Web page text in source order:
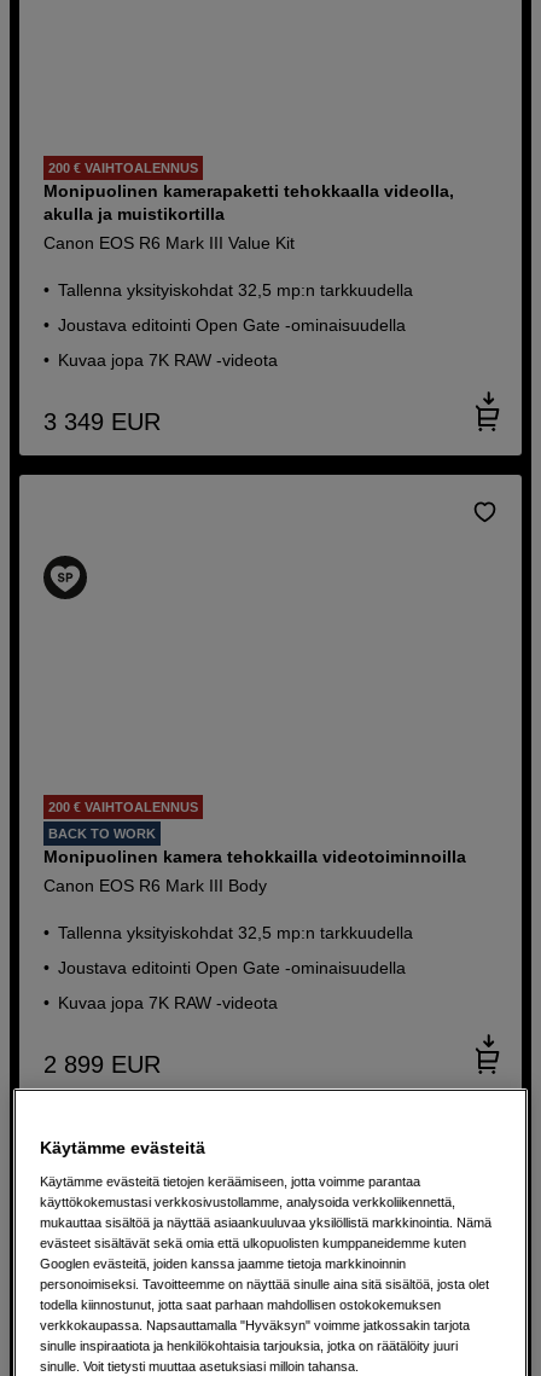
200 € VAIHTOALENNUS
Monipuolinen kamerapaketti tehokkaalla videolla,
akulla ja muistikortilla
Canon EOS R6 Mark III Value Kit
Tallenna yksityiskohdat 32,5 mp:n tarkkuudella
Joustava editointi Open Gate -ominaisuudella
Kuvaa jopa 7K RAW -videota
3 349 EUR
200 € VAIHTOALENNUS
BACK TO WORK
Monipuolinen kamera tehokkailla videotoiminnoilla
Canon EOS R6 Mark III Body
Tallenna yksityiskohdat 32,5 mp:n tarkkuudella
Joustava editointi Open Gate -ominaisuudella
Kuvaa jopa 7K RAW -videota
2 899 EUR
Käytämme evästeitä
Käytämme evästeitä tietojen keräämiseen, jotta voimme parantaa
käyttökokemustasi verkkosivustollamme, analysoida verkkoliikennettä,
mukauttaa sisältöä ja näyttää asiaankuuluvaa yksilöllistä markkinointia. Nämä
evästeet sisältävät sekä omia että ulkopuolisten kumppaneidemme kuten
Googlen evästeitä, joiden kanssa jaamme tietoja markkinoinnin
personoimiseksi. Tavoitteemme on näyttää sinulle aina sitä sisältöä, josta olet
todella kiinnostunut, jotta saat parhaan mahdollisen ostokokemuksen
verkkokaupassa. Napsauttamalla "Hyväksyn" voimme jatkossakin tarjota
sinulle inspiraatiota ja henkilökohtaisia tarjouksia, jotka on räätälöity juuri
sinulle. Voit tietysti muuttaa asetuksiasi milloin tahansa.